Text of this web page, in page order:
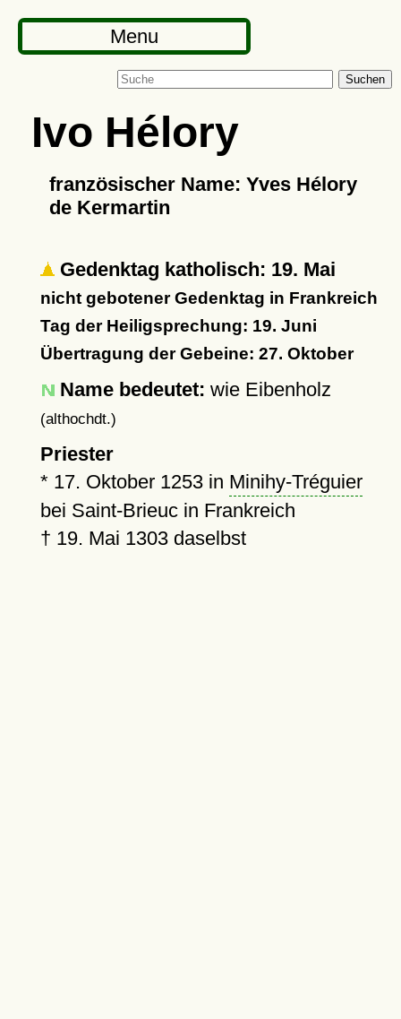
Menu
Suchen
Ivo Hélory
französischer Name: Yves Hélory
de Kermartin
Gedenktag katholisch: 19. Mai
nicht gebotener Gedenktag in Frankreich
Tag der Heiligsprechung: 19. Juni
Übertragung der Gebeine: 27. Oktober
Name bedeutet: wie Eibenholz
(althochdt.)
Priester
* 17. Oktober 1253in Minihy-Tréguier
bei Saint-Brieuc in Frankreich
† 19. Mai 1303daselbst